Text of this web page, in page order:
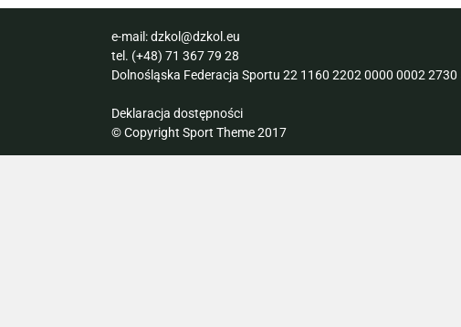
e-mail:dzkol@dzkol.eu
tel. (+48) 71 367 79 28
Dolnośląska Federacja Sportu 22 1160 2202 0000 0002
Deklaracja dostępności
© Copyright Sport Theme 2017